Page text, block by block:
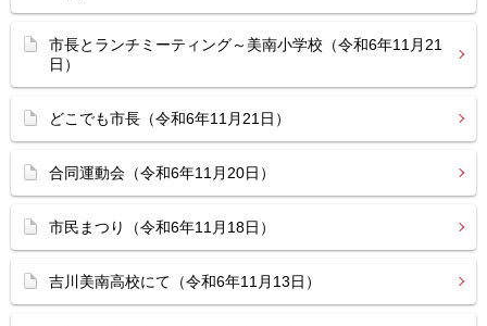
市長とランチミーティング～美南小学校（令和6年11月21
日）
どこでも市長（令和6年11月21日）
合同運動会（令和6年11月20日）
市民まつり（令和6年11月18日）
吉川美南高校にて（令和6年11月13日）